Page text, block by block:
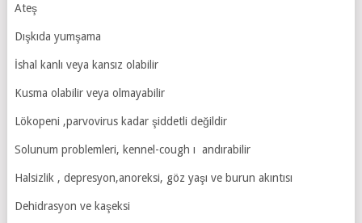
Ateş
Dışkıda yumşama
İshal kanlı veya kansız olabilir
Kusma olabilir veya olmayabilir
Lökopeni ,parvovirus kadar şiddetli değildir
Solunum problemleri, kennel-cough ı andırabilir
Halsizlik , depresyon,anoreksi, göz yaşı ve burun akıntısı
Dehidrasyon ve kaşeksi